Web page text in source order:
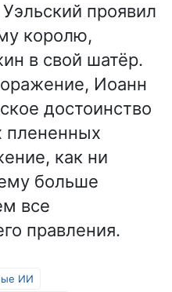
проявил
королю,
в свой шатёр.
Иоанн
достоинство
плененных
как ни
больше
все
правления.
ИИ